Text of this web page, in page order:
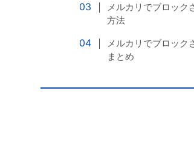
メルカリでブロック
方法
メルカリでブロック
まとめ